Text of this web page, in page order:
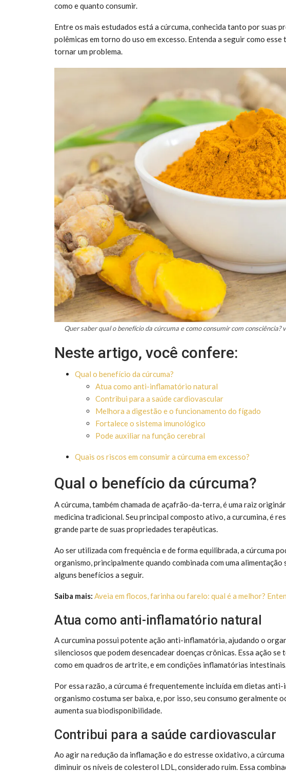
como e quanto consumir.
Entre os mais estudados está a cúrcuma, conhecida tanto por suas
polêmicas em torno do uso em excesso. Entenda a seguir como
tornar um problema.
Quer saber qual o benefício da cúrcuma e como consumir com
Neste artigo, você confere:
Qual o benefício da cúrcuma?
Atua como anti-inflamatório natural
Contribui para a saúde cardiovascular
Melhora a digestão e o funcionamento do fígado
Fortalece o sistema imunológico
Pode auxiliar na função cerebral
Quais os riscos em consumir a cúrcuma em excesso?
Qual o benefício da cúrcuma?
A cúrcuma, também chamada de açafrão-da-terra, é uma raiz
medicina tradicional. Seu principal composto ativo, a curcumina, é
grande parte de suas propriedades terapêuticas.
Ao ser utilizada com frequência e de forma equilibrada, a cúrcuma
organismo, principalmente quando combinada com uma
alguns benefícios a seguir.
Saiba mais: Aveia em flocos, farinha ou farelo: qual é a melhor?
Atua como anti-inflamatório natural
A curcumina possui potente ação anti-inflamatória, ajudando o
silenciosos que podem desencadear doenças crônicas. Essa ação
como em quadros de artrite, e em condições inflamatórias
Por essa razão, a cúrcuma é frequentemente incluída em dietas
organismo costuma ser baixa, e, por isso, seu consumo geralmente
aumenta sua biodisponibilidade.
Contribui para a saúde cardiovascular
Ao agir na redução da inflamação e do estresse oxidativo, a
diminuir os níveis de colesterol LDL, considerado ruim. Essa